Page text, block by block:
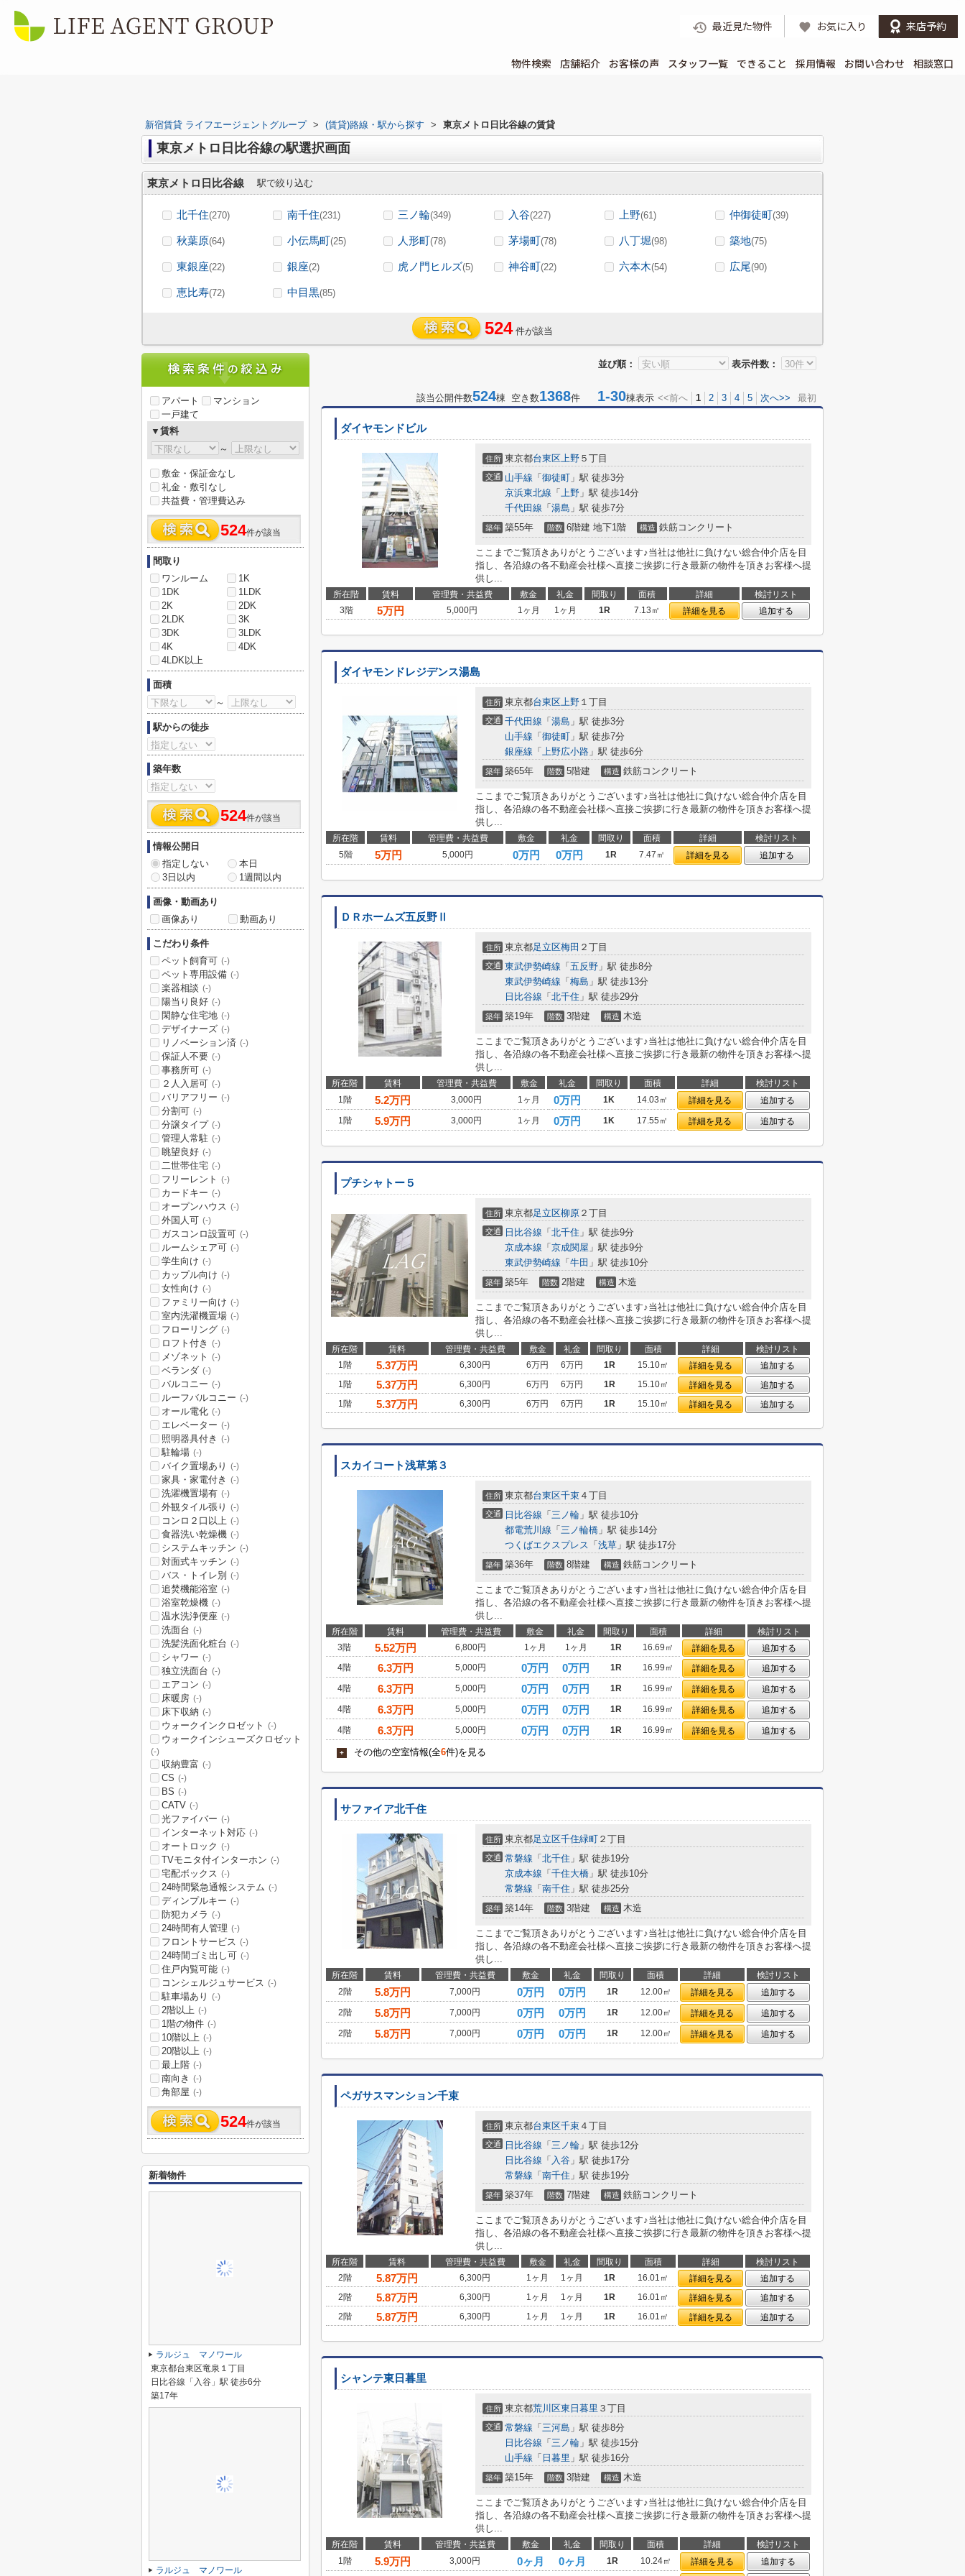
最近見た物件 お気に入り 来店予約
物件検索 店舗紹介 お客様の声 スタッフ一覧 できること 採用情報 お問い合わせ 相談窓口
新宿賃貸 ライフエージェントグループ > (賃貸)路線・駅から探す > 東京メトロ日比谷線の賃貸
東京メトロ日比谷線の駅選択画面
東京メトロ日比谷線 駅で絞り込む
北千住(270) 南千住(231) 三ノ輪(349) 入谷(227) 上野(61) 仲御徒町(39)
秋葉原(64) 小伝馬町(25) 人形町(78) 茅場町(78) 八丁堀(98) 築地(75)
東銀座(22) 銀座(2) 虎ノ門ヒルズ(5) 神谷町(22) 六本木(54) 広尾(90)
恵比寿(72) 中目黒(85)
524 件が該当
並び順： 表示件数：
該当公開件数524棟 空き数1368件 1-30棟表示 <<前へ 1 2 3 4 5 次へ>> 最初
ダイヤモンドビル
住所 東京都台東区上野 ５丁目
交通 山手線 「 御徒町 」駅 徒歩3分
京浜東北線 「 上野 」駅 徒歩14分
千代田線 「 湯島 」駅 徒歩7分
築年 築55年 階数 6階建 地下1階 構造 鉄筋コンクリート
ここまでご覧頂きありがとうございます♪当社は他社に負けない総合仲介店を目
指し、各沿線の各不動産会社様へ直接ご挨拶に行き最新の物件を頂きお客様へ提
供し...
所在階 賃料 管理費・共益費 敷金 礼金 間取り 面積 詳細
検討リスト
3階
5万円 5,000円 1ヶ月 1ヶ月 1R 7.13㎡ 詳細を見る 追加する
ダイヤモンドレジデンス湯島
住所 東京都台東区上野 １丁目
交通 千代田線 「 湯島 」駅 徒歩3分
山手線 「 御徒町 」駅 徒歩7分
銀座線 「 上野広小路 」駅 徒歩6分
築年 築65年 階数 5階建 構造 鉄筋コンクリート
ここまでご覧頂きありがとうございます♪当社は他社に負けない総合仲介店を目
指し、各沿線の各不動産会社様へ直接ご挨拶に行き最新の物件を頂きお客様へ提
供し...
所在階 賃料 管理費・共益費 敷金 礼金 間取り 面積 詳細
検討リスト
5階
5万円 5,000円 0万円 0万円 1R 7.47㎡ 詳細を見る 追加する
ＤＲホームズ五反野Ⅱ
住所 東京都足立区梅田 ２丁目
交通 東武伊勢崎線 「 五反野 」駅 徒歩8分
東武伊勢崎線 「 梅島 」駅 徒歩13分
日比谷線 「 北千住 」駅 徒歩29分
築年 築19年 階数 3階建 構造 木造
ここまでご覧頂きありがとうございます♪当社は他社に負けない総合仲介店を目
指し、各沿線の各不動産会社様へ直接ご挨拶に行き最新の物件を頂きお客様へ提
供し...
所在階 賃料 管理費・共益費 敷金 礼金 間取り 面積 詳細
検討リスト
1階
5.2万円 3,000円 1ヶ月 0万円 1K 14.03㎡ 詳細を見る
追加する
1階
5.9万円 3,000円 1ヶ月 0万円 1K 17.55㎡ 詳細を見る 追加する
プチシャトー５
住所 東京都足立区柳原 ２丁目
交通 日比谷線 「 北千住 」駅 徒歩9分
京成本線 「 京成関屋 」駅 徒歩9分
東武伊勢崎線 「 牛田 」駅 徒歩10分
築年 築5年 階数 2階建 構造 木造
ここまでご覧頂きありがとうございます♪当社は他社に負けない総合仲介店を目
指し、各沿線の各不動産会社様へ直接ご挨拶に行き最新の物件を頂きお客様へ提
供し...
所在階 賃料 管理費・共益費 敷金 礼金 間取り 面積 詳細
検討リスト
1階
5.37万円 6,300円 6万円 6万円 1R 15.10㎡ 詳細を見る
追加する
1階
5.37万円 6,300円 6万円 6万円 1R 15.10㎡ 詳細を見る
追加する
1階
5.37万円 6,300円 6万円 6万円 1R 15.10㎡ 詳細を見る 追加する
スカイコート浅草第３
住所 東京都台東区千束 ４丁目
交通 日比谷線 「 三ノ輪 」駅 徒歩10分
都電荒川線 「 三ノ輪橋 」駅 徒歩14分
つくばエクスプレス 「 浅草 」駅 徒歩17分
築年 築36年 階数 8階建 構造 鉄筋コンクリート
ここまでご覧頂きありがとうございます♪当社は他社に負けない総合仲介店を目
指し、各沿線の各不動産会社様へ直接ご挨拶に行き最新の物件を頂きお客様へ提
供し...
所在階 賃料 管理費・共益費 敷金 礼金 間取り 面積 詳細
検討リスト
3階
5.52万円 6,800円 1ヶ月 1ヶ月 1R 16.69㎡ 詳細を見る
追加する
4階
6.3万円 5,000円 0万円 0万円 1R 16.99㎡ 詳細を見る
追加する
4階
6.3万円 5,000円 0万円 0万円 1R 16.99㎡ 詳細を見る
追加する
4階
6.3万円 5,000円 0万円 0万円 1R 16.99㎡ 詳細を見る
追加する
4階
6.3万円 5,000円 0万円 0万円 1R 16.99㎡ 詳細を見る 追加する
+ その他の空室情報(全6件)を見る
サファイア北千住
住所 東京都足立区千住緑町 ２丁目
交通 常磐線 「 北千住 」駅 徒歩19分
京成本線 「 千住大橋 」駅 徒歩10分
常磐線 「 南千住 」駅 徒歩25分
築年 築14年 階数 3階建 構造 木造
ここまでご覧頂きありがとうございます♪当社は他社に負けない総合仲介店を目
指し、各沿線の各不動産会社様へ直接ご挨拶に行き最新の物件を頂きお客様へ提
供し...
所在階 賃料 管理費・共益費 敷金 礼金 間取り 面積 詳細
検討リスト
2階
5.8万円 7,000円 0万円 0万円 1R 12.00㎡ 詳細を見る
追加する
2階
5.8万円 7,000円 0万円 0万円 1R 12.00㎡ 詳細を見る
追加する
2階
5.8万円 7,000円 0万円 0万円 1R 12.00㎡ 詳細を見る 追加する
ペガサスマンション千束
住所 東京都台東区千束 ４丁目
交通 日比谷線 「 三ノ輪 」駅 徒歩12分
日比谷線 「 入谷 」駅 徒歩17分
常磐線 「 南千住 」駅 徒歩19分
築年 築37年 階数 7階建 構造 鉄筋コンクリート
ここまでご覧頂きありがとうございます♪当社は他社に負けない総合仲介店を目
指し、各沿線の各不動産会社様へ直接ご挨拶に行き最新の物件を頂きお客様へ提
供し...
所在階 賃料 管理費・共益費 敷金 礼金 間取り 面積 詳細
検討リスト
2階
5.87万円 6,300円 1ヶ月 1ヶ月 1R 16.01㎡ 詳細を見る
追加する
2階
5.87万円 6,300円 1ヶ月 1ヶ月 1R 16.01㎡ 詳細を見る
追加する
2階
5.87万円 6,300円 1ヶ月 1ヶ月 1R 16.01㎡ 詳細を見る 追加する
シャンテ東日暮里
住所 東京都荒川区東日暮里 ３丁目
交通 常磐線 「 三河島 」駅 徒歩8分
日比谷線 「 三ノ輪 」駅 徒歩15分
山手線 「 日暮里 」駅 徒歩16分
築年 築15年 階数 3階建 構造 木造
ここまでご覧頂きありがとうございます♪当社は他社に負けない総合仲介店を目
指し、各沿線の各不動産会社様へ直接ご挨拶に行き最新の物件を頂きお客様へ提
供し...
所在階 賃料 管理費・共益費 敷金 礼金 間取り 面積 詳細
検討リスト
1階
5.9万円 3,000円 0ヶ月 0ヶ月 1R 10.24㎡ 詳細を見る 追加する
アパート
マンション
一戸建て
▼賃料
～
敷金・保証金なし
礼金・敷引なし
共益費・管理費込み
524件が該当
間取り
ワンルーム
1K
1DK
1LDK
2K
2DK
2LDK
3K
3DK
3LDK
4K
4DK
4LDK以上
面積
～
駅からの徒歩
築年数
524件が該当
情報公開日
指定しない
本日
3日以内
1週間以内
画像・動画あり
画像あり
動画あり
こだわり条件
ペット飼育可 (-)
ペット専用設備 (-)
楽器相談 (-)
陽当り良好 (-)
閑静な住宅地 (-)
デザイナーズ (-)
リノベーション済 (-)
保証人不要 (-)
事務所可 (-)
２人入居可 (-)
バリアフリー (-)
分割可 (-)
分譲タイプ (-)
管理人常駐 (-)
眺望良好 (-)
二世帯住宅 (-)
フリーレント (-)
カードキー (-)
オープンハウス (-)
外国人可 (-)
ガスコンロ設置可 (-)
ルームシェア可 (-)
学生向け (-)
カップル向け (-)
女性向け (-)
ファミリー向け (-)
室内洗濯機置場 (-)
フローリング (-)
ロフト付き (-)
メゾネット (-)
ベランダ (-)
バルコニー (-)
ルーフバルコニー (-)
オール電化 (-)
エレベーター (-)
照明器具付き (-)
駐輪場 (-)
バイク置場あり (-)
家具・家電付き (-)
洗濯機置場有 (-)
外観タイル張り (-)
コンロ２口以上 (-)
食器洗い乾燥機 (-)
システムキッチン (-)
対面式キッチン (-)
バス・トイレ別 (-)
追焚機能浴室 (-)
浴室乾燥機 (-)
温水洗浄便座 (-)
洗面台 (-)
洗髪洗面化粧台 (-)
シャワー (-)
独立洗面台 (-)
エアコン (-)
床暖房 (-)
床下収納 (-)
ウォークインクロゼット (-)
ウォークインシューズクロゼット
(-)
収納豊富 (-)
CS (-)
BS (-)
CATV (-)
光ファイバー (-)
インターネット対応 (-)
オートロック (-)
TVモニタ付インターホン (-)
宅配ボックス (-)
24時間緊急通報システム (-)
ディンプルキー (-)
防犯カメラ (-)
24時間有人管理 (-)
フロントサービス (-)
24時間ゴミ出し可 (-)
住戸内覧可能 (-)
コンシェルジュサービス (-)
駐車場あり (-)
2階以上 (-)
1階の物件 (-)
10階以上 (-)
20階以上 (-)
最上階 (-)
南向き (-)
角部屋 (-)
524件が該当
新着物件
ラルジュ マノワール
東京都台東区竜泉１丁目
日比谷線「入谷」駅 徒歩6分
築17年
ラルジュ マノワール